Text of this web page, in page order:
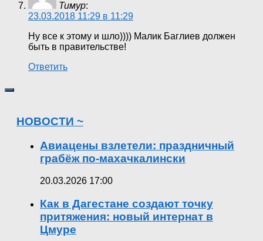
Тимур:
23.03.2018 11:29 в 11:29
Ну все к этому и шло)))) Малик Баглиев должен
быть в правительстве!
Ответить
НОВОСТИ ~
Авиацены взлетели: праздничный
грабёж по-махачкалински
20.03.2026 17:00
Как в Дагестане создают точку
притяжения: новый интернат в
Цмуре